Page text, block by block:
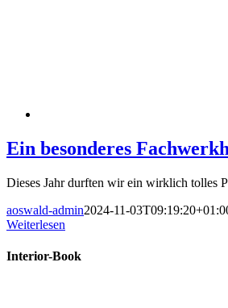
Ein besonderes
Dieses Jahr durften wir ein wirklich tolles
aoswald-admin2024-11-
Weiterlesen
Interior-Book